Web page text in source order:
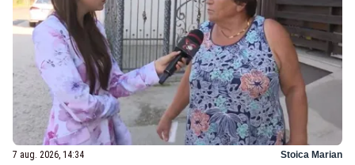
7 aug. 2026, 14:34 Stoica Marian